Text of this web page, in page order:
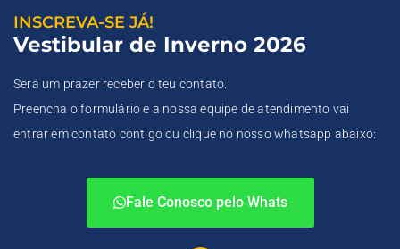
INSCREVA-SE JÁ!
Vestibular de Inverno 2026
Será um prazer receber o teu contato.
Preencha o formulário e a nossa equipe de atendimento vai
entrar em contato contigo ou clique no nosso whatsapp abaixo:
Fale Conosco pelo Whats